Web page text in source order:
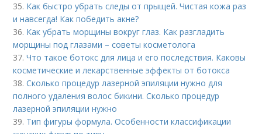
35. Как быстро убрать следы от прыщей. Чистая кожа раз
и навсегда! Как победить акне?
36. Как убрать морщины вокруг глаз. Как разгладить
морщины под глазами – советы косметолога
37.Что такое ботокс для лица и его последствия. Каковы
косметические и лекарственные эффекты от ботокса
38.Сколько процедур лазерной эпиляции нужно для
полного удаления волос бикини. Сколько процедур
лазерной эпиляции нужно
39. Тип фигуры формула. Особенности классификации